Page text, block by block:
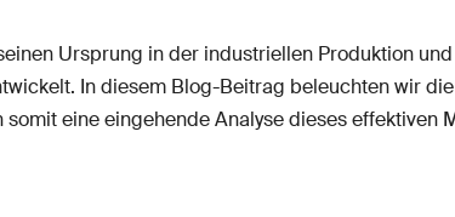
Ursprung in der industriellen Produktion
In diesem Blog-Beitrag beleuchten wir die
somit eine eingehende Analyse dieses effektiven